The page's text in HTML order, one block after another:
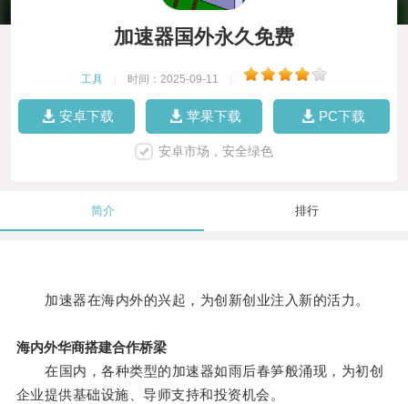
加速器国外永久免费
工具 时间：2025-09-11
安卓下载 苹果下载 PC下载
安卓市场，安全绿色
简介 排行
加速器在海内外的兴起，为创新创业注入新的活力。
海内外华商搭建合作桥梁
在国内，各种类型的加速器如雨后春笋般涌现，为初创
企业提供基础设施、导师支持和投资机会。